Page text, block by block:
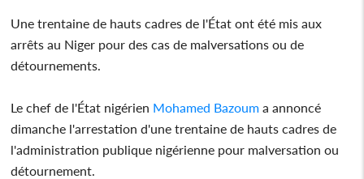
Une trentaine de hauts cadres de l'État ont été mis aux
arrêts au Niger pour des cas de malversations ou de
détournements.
Le chef de l'État nigérien Mohamed Bazoum a annoncé
dimanche l'arrestation d'une trentaine de hauts cadres de
l'administration publique nigérienne pour malversation ou
détournement.